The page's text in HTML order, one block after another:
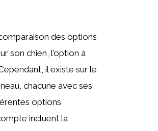
des options
son chien, l’option à
il existe sur le
chacune avec ses
options
incluent la